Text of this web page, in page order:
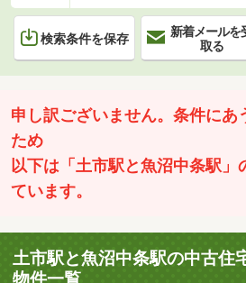
検索条件を保存
新着メールを
取る
申し訳ございません。条件にあ
ため
以下は「土市駅と魚沼中条駅」
ています。
土市駅と魚沼中条駅の中古住